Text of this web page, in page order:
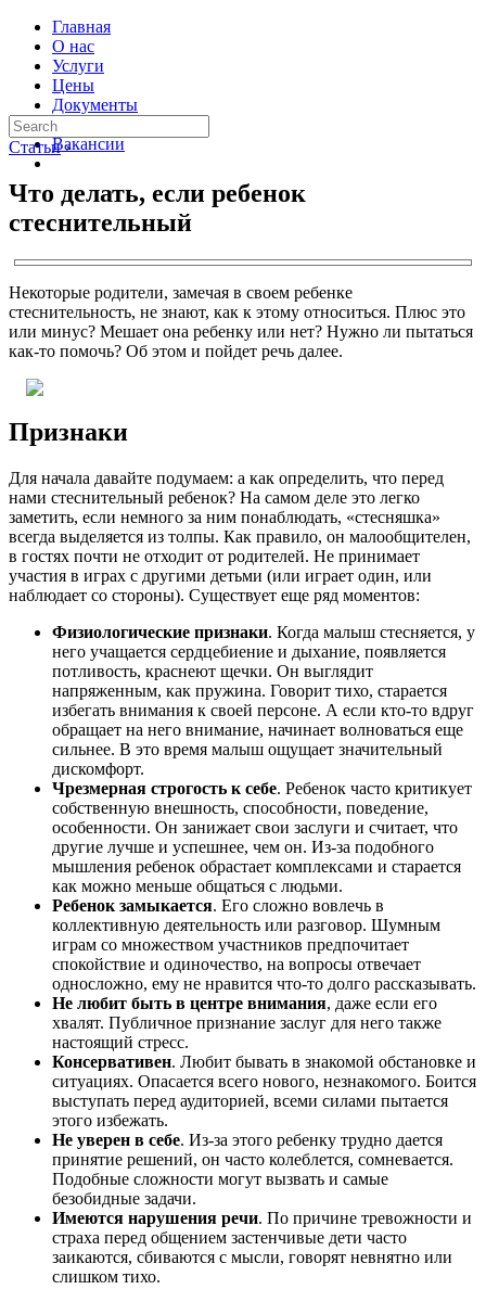
Главная
О нас
Услуги
Цены
Документы
Контакты
Вакансии
Статьи ›
Что делать, если ребенок
стеснительный
Некоторые родители, замечая в своем ребенке
стеснительность, не знают, как к этому относиться. Плюс это
или минус? Мешает она ребенку или нет? Нужно ли пытаться
как-то помочь? Об этом и пойдет речь далее.
Признаки
Для начала давайте подумаем: а как определить, что перед
нами стеснительный ребенок? На самом деле это легко
заметить, если немного за ним понаблюдать, «стесняшка»
всегда выделяется из толпы. Как правило, он малообщителен,
в гостях почти не отходит от родителей. Не принимает
участия в играх с другими детьми (или играет один, или
наблюдает со стороны). Существует еще ряд моментов:
Физиологические признаки. Когда малыш стесняется, у
него учащается сердцебиение и дыхание, появляется
потливость, краснеют щечки. Он выглядит
напряженным, как пружина. Говорит тихо, старается
избегать внимания к своей персоне. А если кто-то вдруг
обращает на него внимание, начинает волноваться еще
сильнее. В это время малыш ощущает значительный
дискомфорт.
Чрезмерная строгость к себе. Ребенок часто критикует
собственную внешность, способности, поведение,
особенности. Он занижает свои заслуги и считает, что
другие лучше и успешнее, чем он. Из-за подобного
мышления ребенок обрастает комплексами и старается
как можно меньше общаться с людьми.
Ребенок замыкается. Его сложно вовлечь в
коллективную деятельность или разговор. Шумным
играм со множеством участников предпочитает
спокойствие и одиночество, на вопросы отвечает
односложно, ему не нравится что-то долго рассказывать.
Не любит быть в центре внимания, даже если его
хвалят. Публичное признание заслуг для него также
настоящий стресс.
Консервативен. Любит бывать в знакомой обстановке и
ситуациях. Опасается всего нового, незнакомого. Боится
выступать перед аудиторией, всеми силами пытается
этого избежать.
Не уверен в себе. Из-за этого ребенку трудно дается
принятие решений, он часто колеблется, сомневается.
Подобные сложности могут вызвать и самые
безобидные задачи.
Имеются нарушения речи. По причине тревожности и
страха перед общением застенчивые дети часто
заикаются, сбиваются с мысли, говорят невнятно или
слишком тихо.